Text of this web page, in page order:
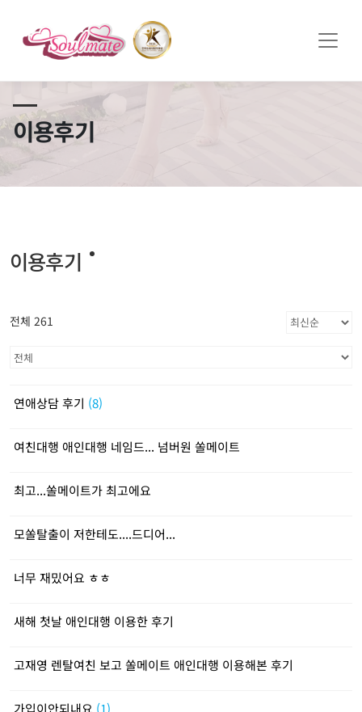
이용후기
이용후기
전체 261
연애상담 후기 (8)
여친대행 애인대행 네임드... 넘버원 쏠메이트
최고...쏠메이트가 최고에요
모쏠탈출이 저한테도....드디어...
너무 재밌어요 ㅎㅎ
새해 첫날 애인대행 이용한 후기
고재영 렌탈여친 보고 쏠메이트 애인대행 이용해본 후기
가입이안되내요 (1)
쏠메이트×토모토모 프로모션 영상 full버전 보러가기